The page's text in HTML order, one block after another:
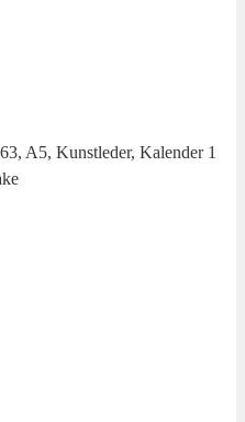
A5, Kunstleder, Kalender 1